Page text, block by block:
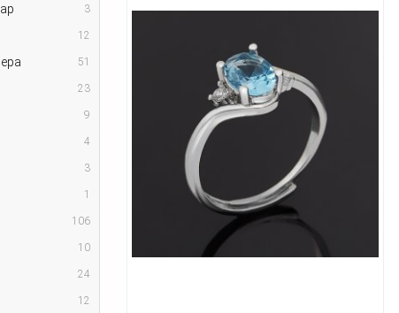
3
12
51
23
9
4
3
1
106
10
24
12